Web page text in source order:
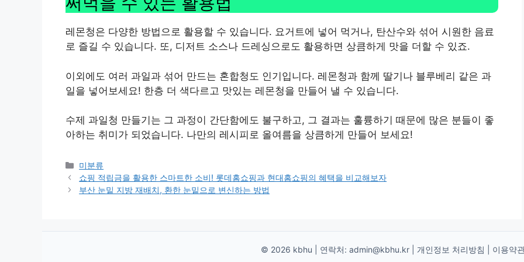
레몬청은 다양한 방법으로 활용할 수 있습니다. 요거트에 넣어 먹거나, 탄산수와 섞어 시원한 음료
로 즐길 수 있습니다. 또, 디저트 소스나 드레싱으로도 활용하면 상큼하게 맛을 더할 수 있죠.
이외에도 여러 과일과 섞어 만드는 혼합청도 인기입니다. 레몬청과 함께 딸기나 블루베리 같은 과
일을 넣어보세요! 한층 더 색다르고 맛있는 레몬청을 만들어 낼 수 있습니다.
수제 과일청 만들기는 그 과정이 간단함에도 불구하고, 그 결과는 훌륭하기 때문에 많은 분들이 좋
아하는 취미가 되었습니다. 나만의 레시피로 올여름을 상큼하게 만들어 보세요!
Categories
미분류
쇼핑 적립금을 활용한 스마트한 소비! 롯데홈쇼핑과 현대홈쇼핑의 혜택을 비교해보자
부산 눈밑 지방 재배치, 환한 눈밑으로 변신하는 방법
© 2026 kbhu | 연락처: admin@kbhu.kr 개인정보 처리방침 이용약